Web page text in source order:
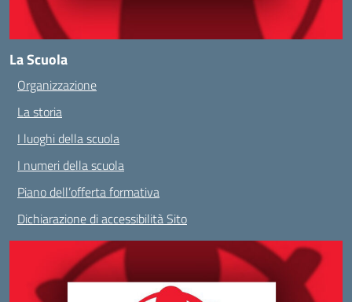
La Scuola
Organizzazione
La storia
I luoghi della scuola
I numeri della scuola
Piano dell’offerta formativa
Dichiarazione di accessibilità Sito